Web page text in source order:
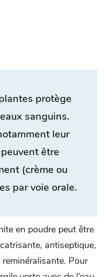
protège
sanguins.
leur
être
(crème ou
par voie orale.
en poudre peut être
antiseptique,
Pour